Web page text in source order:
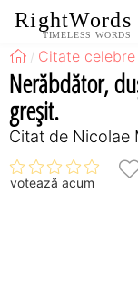
RightWords
TIMELESS WORDS
Citate celebre
Nerăbdător,
greşit.
Citat de Nicolae
votează acum